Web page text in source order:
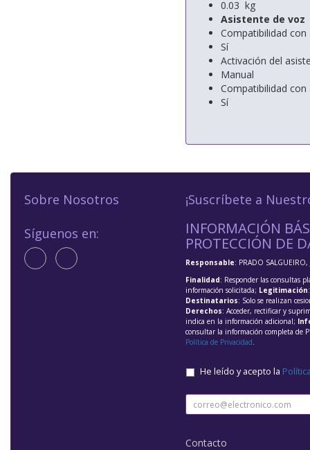
0.03 kg
Asistente de voz
Compatibilidad
Sí
Activación del
Manual
Compatibilidad
Sí
Sobre Nosotros
Síguenos en:
¡Suscríbete a
INFORMACIÓN
PROTECCIÓN DE
Responsable: PRADO SALGUEIRO,
Finalidad: Responder las consultas
información solicitada; Legitimación
Destinatarios: Solo se realizan
Derechos: Acceder, rectificar y
indica en la información adicional;
consultar la información completa de
Política de Privacidad.
He leído y acepto la
Contacto